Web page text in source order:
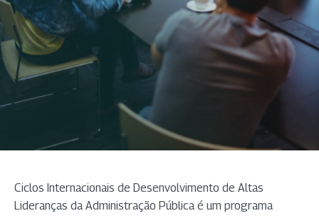
Ciclos Internacionais de Desenvolvimento de Altas
Lideranças da Administração Pública é um programa